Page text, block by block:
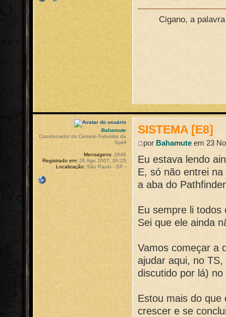
Cigano, a
SISTEMA [E8]
por Bahamute em 23
Eu estava lendo
E, só não entrei
a aba do
Eu sempre li todos
Sei que ele ainda
Vamos começar a
ajudar aqui, no
discutido por lá) no
Estou mais do
crescer e se
Bahamute
Coordenador do Cenário Futurista da
Spell
Mensagens: 2848
Registrado em: 26 Ago 2007, 00:25
Localização: São Paulo - SP -